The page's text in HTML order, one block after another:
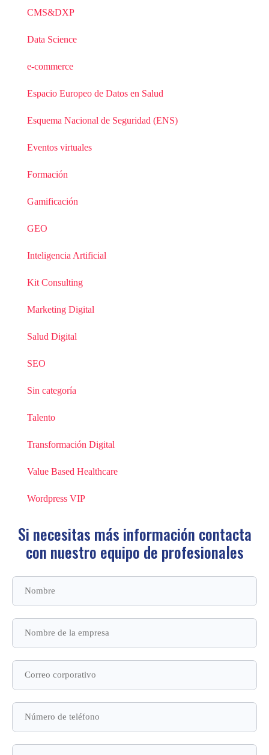
CMS&DXP
Data Science
e-commerce
Espacio Europeo de Datos en Salud
Esquema Nacional de Seguridad (ENS)
Eventos virtuales
Formación
Gamificación
GEO
Inteligencia Artificial
Kit Consulting
Marketing Digital
Salud Digital
SEO
Sin categoría
Talento
Transformación Digital
Value Based Healthcare
Wordpress VIP
Si necesitas más información contacta
con nuestro equipo de profesionales